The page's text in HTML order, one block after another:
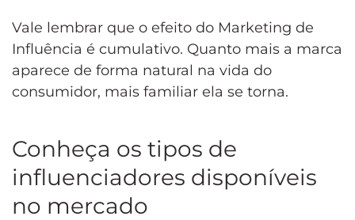
Vale lembrar que o efeito do Marketing de
Influência é cumulativo. Quanto mais a marca
aparece de forma natural na vida do
consumidor, mais familiar ela se torna.
Conheça os tipos de
influenciadores disponíveis
no mercado